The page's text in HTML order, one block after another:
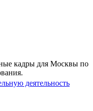
кадры для Москвы по
деятельность